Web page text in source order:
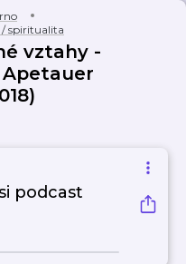
/ spiritualita
vztahy -
Apetauer
podcast